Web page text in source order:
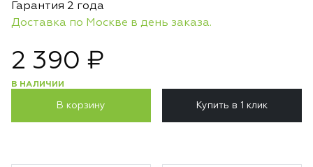
Гарантия 2 года
Доставка по Москве в день заказа.
2 390 ₽
В НАЛИЧИИ
В корзину Купить в 1 клик